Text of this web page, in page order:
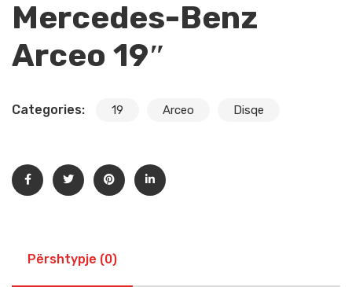
Mercedes-Benz
Arceo 19″
Categories: 19 Arceo Disqe
Përshtypje (0)